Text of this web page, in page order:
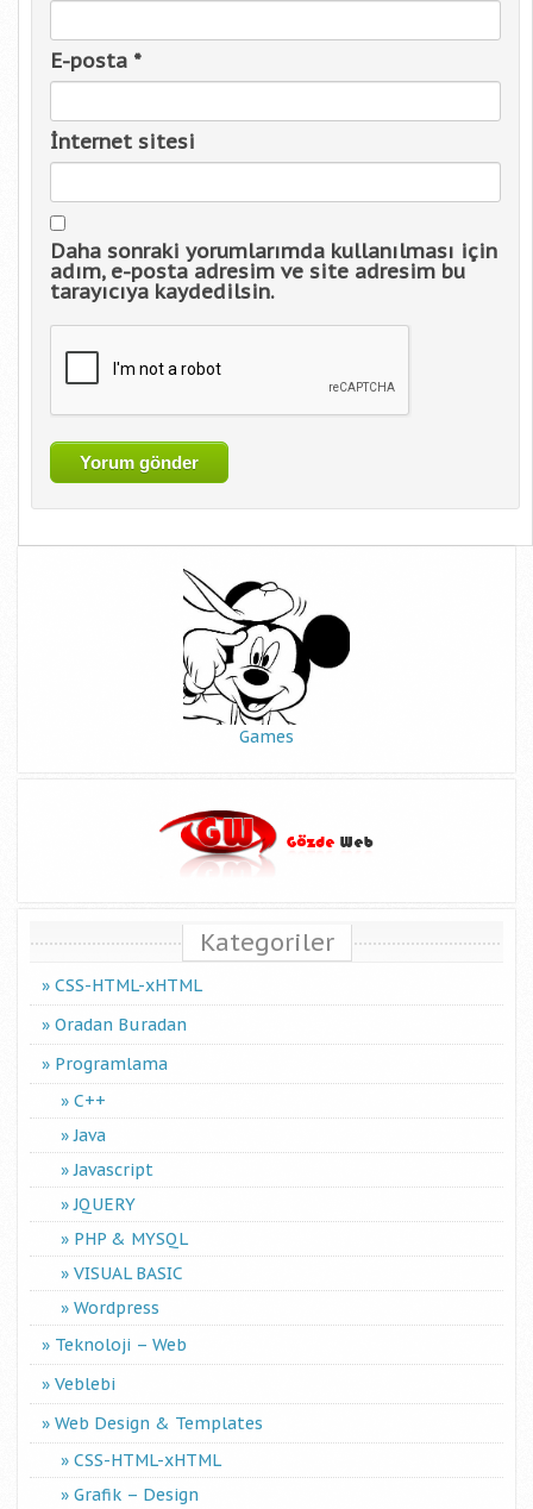
E-posta *
İnternet sitesi
Daha sonraki yorumlarımda kullanılması için
adım, e-posta adresim ve site adresim bu
tarayıcıya kaydedilsin.
Games
Kategoriler
CSS-HTML-xHTML
Oradan Buradan
Programlama
C++
Java
Javascript
JQUERY
PHP & MYSQL
VISUAL BASIC
Wordpress
Teknoloji – Web
Veblebi
Web Design & Templates
CSS-HTML-xHTML
Grafik – Design